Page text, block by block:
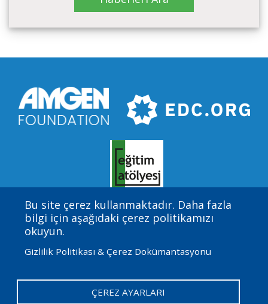
Bu site çerez kullanmaktadır. Daha fazla
bilgi için aşağıdaki çerez politikamızı
okuyun.
Gizlilik Politikası & Çerez Dokümantasyonu
ÇEREZ AYARLARI
Amgen Biyoteknoloji Deneyimi, Eğitim Geliştirme
yardım ile Amgen Vakfı tarafından finanse edilen